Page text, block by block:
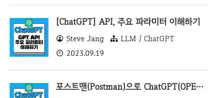
[ChatGPT] API, 주요 파라미터 이해하기
Steve Jang LLM / ChatGPT
2023.09.19
포스트맨(Postman)으로 ChatGPT(OPENAI) API 사용하기